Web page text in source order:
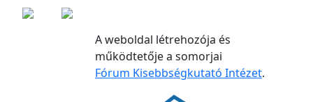
A weboldal létrehozója és
működtetője a somorjai
Fórum Kisebbségkutató Intézet.